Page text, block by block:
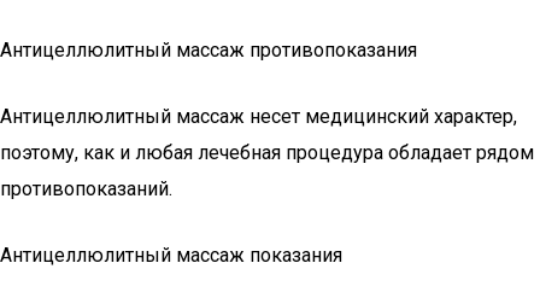
Антицеллюлитный массаж противопоказания
Антицеллюлитный массаж несет медицинский характер,
поэтому, как и любая лечебная процедура обладает рядом
противопоказаний.
Антицеллюлитный массаж показания